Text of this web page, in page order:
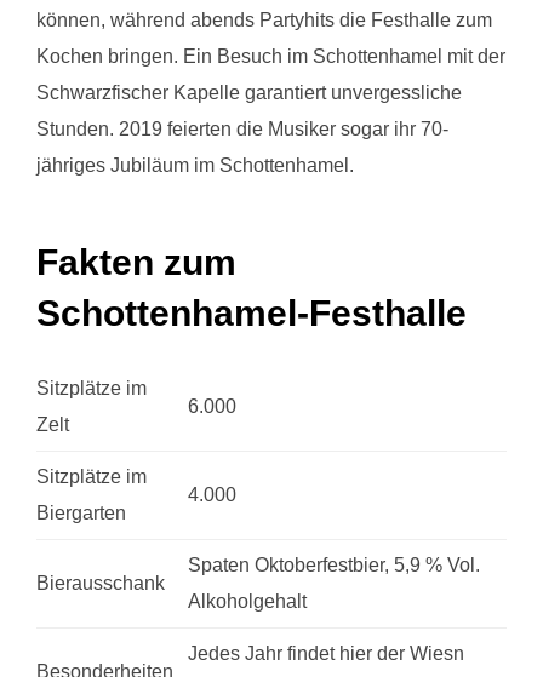
können, während abends Partyhits die Festhalle zum
Kochen bringen. Ein Besuch im Schottenhamel mit der
Schwarzfischer Kapelle garantiert unvergessliche
Stunden. 2019 feierten die Musiker sogar ihr 70-
jähriges Jubiläum im Schottenhamel.
Fakten zum
Schottenhamel-Festhalle
Sitzplätze im
Zelt
6.000
Sitzplätze im
Biergarten
4.000
Bierausschank
Spaten Oktoberfestbier, 5,9 % Vol.
Alkoholgehalt
Besonderheiten
Jedes Jahr findet hier der Wiesn